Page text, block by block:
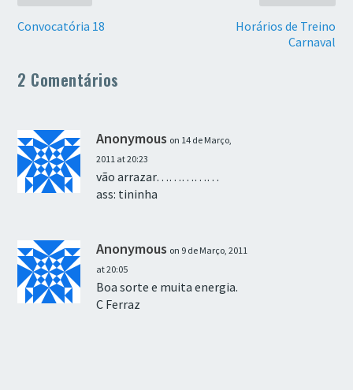
Convocatória 18
Horários de Treino
Carnaval
2 Comentários
Anonymous on 14 de Março,
2011 at 20:23
vão arrazar……………
ass: tininha
Anonymous on 9 de Março, 2011
at 20:05
Boa sorte e muita energia.
C Ferraz